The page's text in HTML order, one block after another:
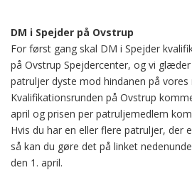
DM i Spejder på Ovstrup
For først gang skal DM i Spejder
på Ovstrup Spejdercenter, og vi
patruljer dyste mod hindanen på vores
Kvalifikationsrunden på Ovstrup
april og prisen per patruljemedlem
Hvis du har en eller flere patruljer, der
så kan du gøre det på linket
den 1. april.